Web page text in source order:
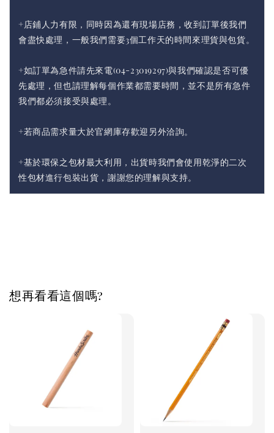
+店鋪人力有限，同時因為還有現場店務，收到訂單後我們
會盡快處理，一般我們需要3個工作天的時間來理貨與包貨。
+如訂單為急件請先來電(04-23019297)與我們確認是否可優
先處理，但也請理解每個作業都需要時間，並不是所有急件
我們都必須接受與處理。
+若商品需求量大於官網庫存歡迎另外洽詢。
+基於環保之包材最大利用，出貨時我們會使用乾淨的二次
性包材進行包裝出貨，謝謝您的理解與支持。
想再看看這個嗎?